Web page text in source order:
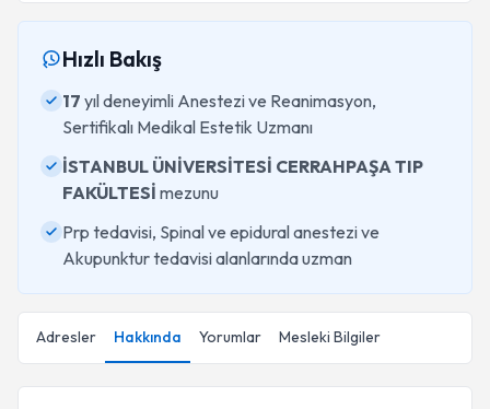
Hızlı Bakış
17 yıl deneyimli Anestezi ve Reanimasyon,
Sertifikalı Medikal Estetik Uzmanı
İSTANBUL ÜNİVERSİTESİ CERRAHPAŞA TIP
FAKÜLTESİ mezunu
Prp tedavisi, Spinal ve epidural anestezi ve
Akupunktur tedavisi alanlarında uzman
Adresler Hakkında Yorumlar Mesleki Bilgiler